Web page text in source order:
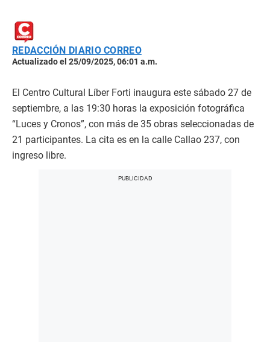
REDACCIÓN DIARIO CORREO
Actualizado el 25/09/2025, 06:01 a.m.
El Centro Cultural Líber Forti inaugura este sábado 27 de
septiembre, a las 19:30 horas la exposición fotográfica
“Luces y Cronos”, con más de 35 obras seleccionadas de
21 participantes. La cita es en la calle Callao 237, con
ingreso libre.